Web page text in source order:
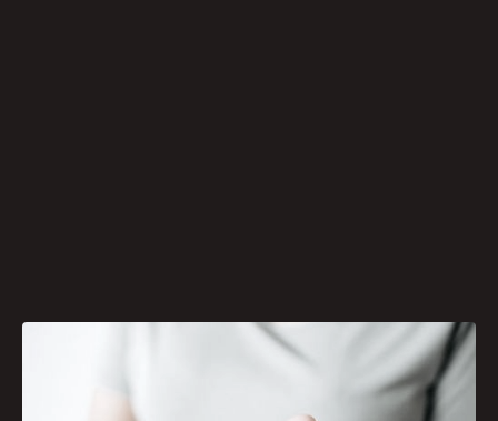
Alvejantes, soda cáustica, ácidos em geral.